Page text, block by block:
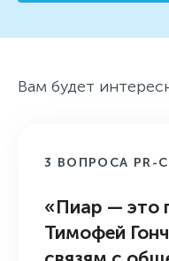
Вам будет
3 ВОПРОСА PR-
«Пиар — это
Тимофей